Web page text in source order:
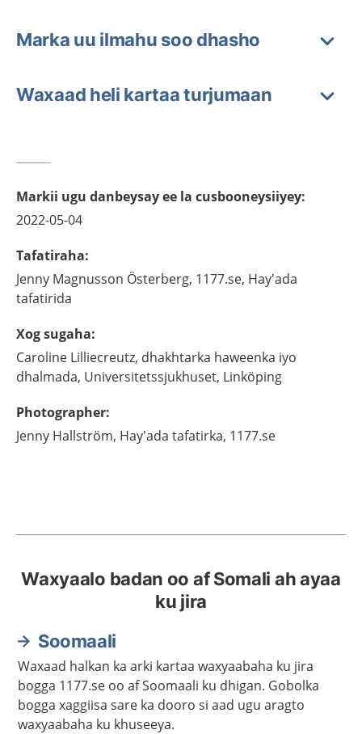
Marka uu ilmahu soo dhasho
Waxaad heli kartaa turjumaan
Markii ugu danbeysay ee la cusbooneysiiyey:
2022-05-04
Tafatiraha:
Jenny Magnusson Österberg, 1177.se, Hay'ada
tafatirida
Xog sugaha:
Caroline Lilliecreutz, dhakhtarka haweenka iyo
dhalmada, Universitetssjukhuset, Linköping
Photographer:
Jenny Hallström, Hay’ada tafatirka, 1177.se
Waxyaalo badan oo af Somali ah ayaa
ku jira
Soomaali
Waxaad halkan ka arki kartaa waxyaabaha ku jira
bogga 1177.se oo af Soomaali ku dhigan. Gobolka
bogga xaggiisa sare ka dooro si aad ugu aragto
waxyaabaha ku khuseeya.